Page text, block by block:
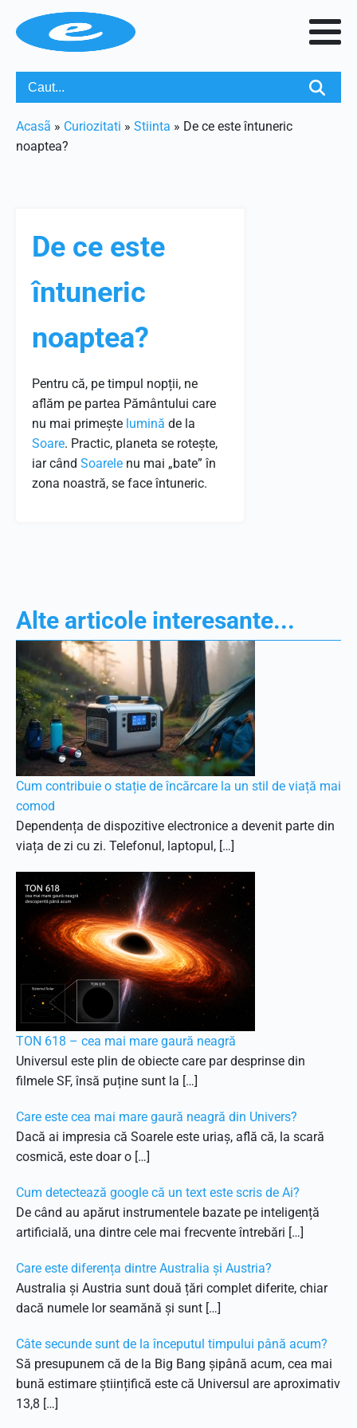
Acasã » Curiozitati » Stiinta » De ce este întuneric
noaptea?
De ce este
întuneric
noaptea?
Pentru că, pe timpul nopții, ne
aflăm pe partea Pământului care
nu mai primește lumină de la
Soare. Practic, planeta se rotește,
iar când Soarele nu mai „bate” în
zona noastră, se face întuneric.
Alte articole interesante...
Cum contribuie o stație de încărcare la un stil de viață mai
comod
Dependența de dispozitive electronice a devenit parte din
viața de zi cu zi. Telefonul, laptopul, […]
TON 618 – cea mai mare gaură neagră
Universul este plin de obiecte care par desprinse din
filmele SF, însă puține sunt la […]
Care este cea mai mare gaură neagră din Univers?
Dacă ai impresia că Soarele este uriaș, află că, la scară
cosmică, este doar o […]
Cum detectează google că un text este scris de Ai?
De când au apărut instrumentele bazate pe inteligență
artificială, una dintre cele mai frecvente întrebări […]
Care este diferența dintre Australia și Austria?
Australia și Austria sunt două țări complet diferite, chiar
dacă numele lor seamănă și sunt […]
Câte secunde sunt de la începutul timpului până acum?
Să presupunem că de la Big Bang șipână acum, cea mai
bună estimare științifică este că Universul are aproximativ
13,8 […]